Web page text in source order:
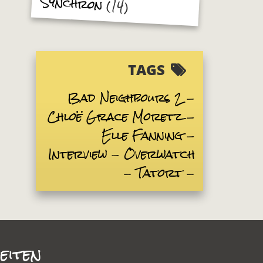
(14)
TAGS
Bad Neighbours 2
Chloë Grace Moretz
Elle Fanning
Interview Overwatch
Tatort